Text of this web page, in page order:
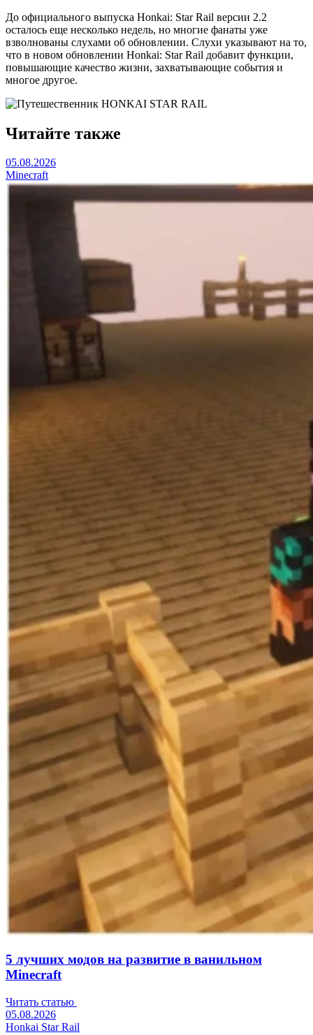
До официального выпуска Honkai: Star Rail версии 2.2
осталось еще несколько недель, но многие фанаты уже
взволнованы слухами об обновлении. Слухи указывают на то,
что в новом обновлении Honkai: Star Rail добавит функции,
повышающие качество жизни, захватывающие события и
многое другое.
Читайте также
05.08.2026
Minecraft
5 лучших модов на развитие в ванильном
Minecraft
Читать статью
05.08.2026
Honkai Star Rail